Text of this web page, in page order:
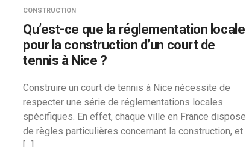
CONSTRUCTION
Qu’est-ce que la réglementation locale
pour la construction d’un court de
tennis à Nice ?
Construire un court de tennis à Nice nécessite de
respecter une série de réglementations locales
spécifiques. En effet, chaque ville en France dispose
de règles particulières concernant la construction, et